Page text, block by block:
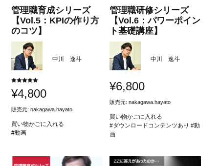
管理職育成シリーズ
【Vol.5：KPIの作り方
のコツ】
中川 逸斗
5.00
の評価
¥4,800
販売元: nakagawa.hayato
買い物かごに入れる
#動画
管理職研修シリーズ
【Vol.6：パワーポイン
ト基礎講座】
中川 逸斗
¥6,800
販売元:nakagawa.hayato
買い物かごに入れる
#ダウンロードコンテンツあり #動
画